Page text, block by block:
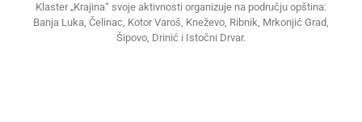
Klaster „Krajina“ svoje aktivnosti organizuje na području opština:
Banja Luka, Čelinac, Kotor Varoš, Kneževo, Ribnik, Mrkonjić Grad,
Šipovo, Drinić i Istočni Drvar.